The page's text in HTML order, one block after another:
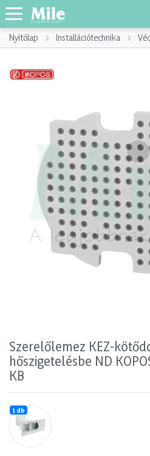
Nyitólap Installációtechnika
Szerelőlemez KEZ-
hőszigetelésbe ND
KB
1 db